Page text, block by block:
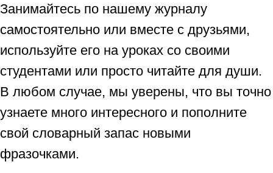
Занимайтесь по нашему журналу
самостоятельно или вместе с друзьями,
используйте его на уроках со своими
студентами или просто читайте для души.
В любом случае, мы уверены, что вы точно
узнаете много интересного и пополните
свой словарный запас новыми
фразочками.